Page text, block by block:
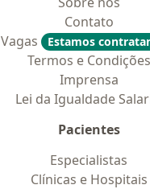
Contato
Vagas
Estamos
Termos e Condições
Imprensa
Lei da Igualdade
Pacientes
Especialistas
Clínicas e Hospitais